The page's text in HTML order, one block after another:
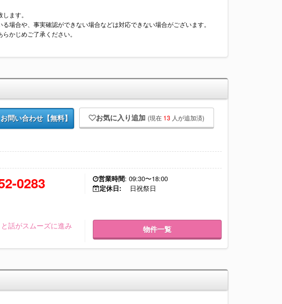
ます。
場合や、事実確認ができない場合などは対応できない場合がございます。
かじめご了承ください。
お問い合わせ【無料】 お気に入り追加 (現在 13 人が追加済)
0283 営業時間: 09:30〜18:00
定休日:
日祝祭日
話がスムーズに進み
物件一覧